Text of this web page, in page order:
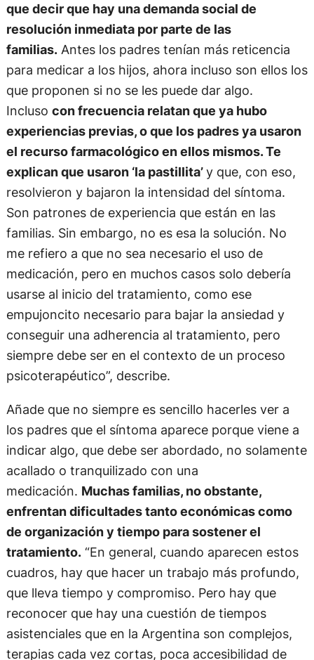
que decir que hay una demanda social de
resolución inmediata por parte de las
familias.Antes los padres tenían más reticencia
para medicar a los hijos, ahora incluso son ellos los
que proponen si no se les puede dar algo.
Incluso con frecuencia relatan que ya hubo
experiencias previas, o que los padres ya usaron
el recurso farmacológico en ellos mismos. Te
explican que usaron ‘la pastillita’y que, con eso,
resolvieron y bajaron la intensidad del síntoma.
Son patrones de experiencia que están en las
familias. Sin embargo, no es esa la solución. No
me refiero a que no sea necesario el uso de
medicación, pero en muchos casos solo debería
usarse al inicio del tratamiento, como ese
empujoncito necesario para bajar la ansiedad y
conseguir una adherencia al tratamiento, pero
siempre debe ser en el contexto de un proceso
psicoterapéutico”, describe.
Añade que no siempre es sencillo hacerles ver a
los padres que el síntoma aparece porque viene a
indicar algo, que debe ser abordado, no solamente
acallado o tranquilizado con una
medicación. Muchas familias, no obstante,
enfrentan dificultades tanto económicas como
de organización y tiempo para sostener el
tratamiento.“En general, cuando aparecen estos
cuadros, hay que hacer un trabajo más profundo,
que lleva tiempo y compromiso. Pero hay que
reconocer que hay una cuestión de tiempos
asistenciales que en la Argentina son complejos,
terapias cada vez cortas, poca accesibilidad de